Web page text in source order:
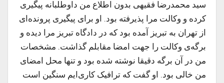
سید محمدرضا فقیهی بدون اطلاع من داوطلبانه پیگیری
کرده و وکالت مرا پذیرفته بود. او برای پیگیری پرونده‌ای
از تهران به تبریز آمده بود که در دادگاه تبریز مرا دیده و
برگه‌ی وکالت را جهت امضا مقابلم گذاشت. مشخصات
من در آن برگه دقیقا نوشته شده بود و تنها محل امضای
من خالی بود. او گفت که ترافیک کاری‌ایم سنگین است